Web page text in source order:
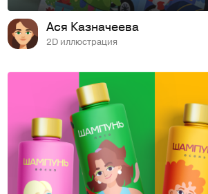
Ася Казначеева
2D иллюстрация